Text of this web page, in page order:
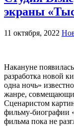
экраны
11 октября, 2022
Накануне
разработка новой
одна ночь»
жанре,
Сценаристом
фильму-биографии
фильма пока не